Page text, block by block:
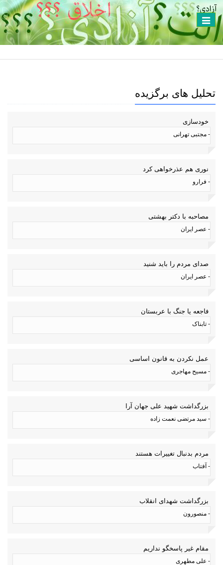
Toggle
navigation
تحلیل های برگزیده
خودسازی
- مجتبی تهرانی
نوری هم عذرخواهی کرد
- فرارو
مصاحبه با دکتر بهشتی
- عصر ایران
صدای مردم را باید شنید
- عصر ایران
فاجعه یا جنگ با عربستان
- تابناک
عمل نکردن به قانون اساسی
- مسیح مهاجری
بزرگداشت شهید علی جهان آرا
- سید مرتضی نعمت زاده
مردم بدنبال تغییرات هستند
- آفتاب
بزرگداشت شهدای انقلاب
- منصورون
مقام غیر پاسخگو نداریم
- علی مطهری